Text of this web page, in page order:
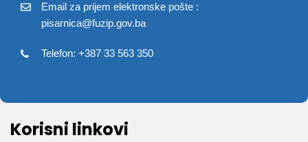
Email za prijem elektronske pošte :
pisarnica@fuzip.gov.ba
Telefon: +387 33 563 350
Korisni linkovi